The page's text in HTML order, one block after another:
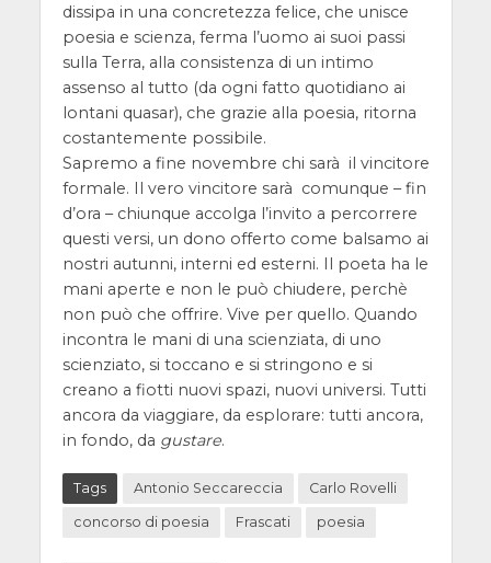
dissipa in una concretezza felice, che unisce
poesia e scienza, ferma l’uomo ai suoi passi
sulla Terra, alla consistenza di un intimo
assenso al tutto (da ogni fatto quotidiano ai
lontani quasar), che grazie alla poesia, ritorna
costantemente possibile.
Sapremo a fine novembre chi sarà il vincitore
formale. Il vero vincitore sarà comunque – fin
d’ora – chiunque accolga l’invito a percorrere
questi versi, un dono offerto come balsamo ai
nostri autunni, interni ed esterni. Il poeta ha le
mani aperte e non le può chiudere, perchè
non può che offrire. Vive per quello. Quando
incontra le mani di una scienziata, di uno
scienziato, si toccano e si stringono e si
creano a fiotti nuovi spazi, nuovi universi. Tutti
ancora da viaggiare, da esplorare: tutti ancora,
in fondo, da gustare.
Tags Antonio Seccareccia Carlo Rovelli
concorso di poesia Frascati poesia